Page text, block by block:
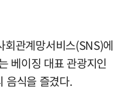
관계망서비스(SNS)에
베이징 대표 관광지인
음식을 즐겼다.